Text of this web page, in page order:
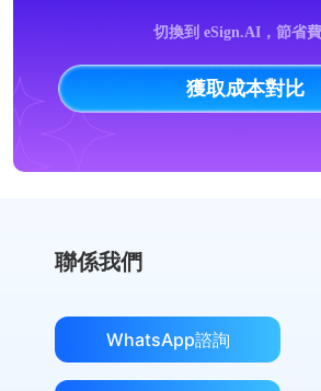
切換到 eSign.AI，節省
獲取成本對比
聯係我們
WhatsApp諮詢